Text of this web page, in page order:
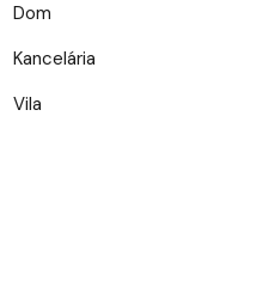
Dom
Kancelária
Vila